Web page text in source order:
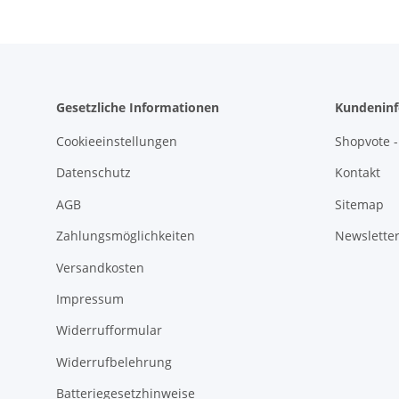
Gesetzliche Informationen
Cookieeinstellungen
Datenschutz
AGB
Zahlungsmöglichkeiten
Versandkosten
Impressum
Widerrufformular
Widerrufbelehrung
Batteriegesetzhinweise
Shopvote
Kontakt
Sitemap
Newsletter